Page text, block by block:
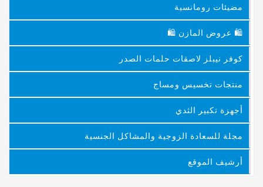
مضيئات رومانسية
🛍 عروض المازن 🛍
كوفر نيبلز لاصقات حلمات الصدر
منتجات تخسيس ومساج
أجهزة تكبير الثدي
مجلة للسعادة الزوجية والمشاكل الجنسية
أرشيف الموقع